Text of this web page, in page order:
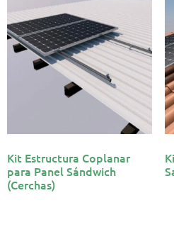
Kit Estructura Coplanar
para Panel Sándwich
(Cerchas)